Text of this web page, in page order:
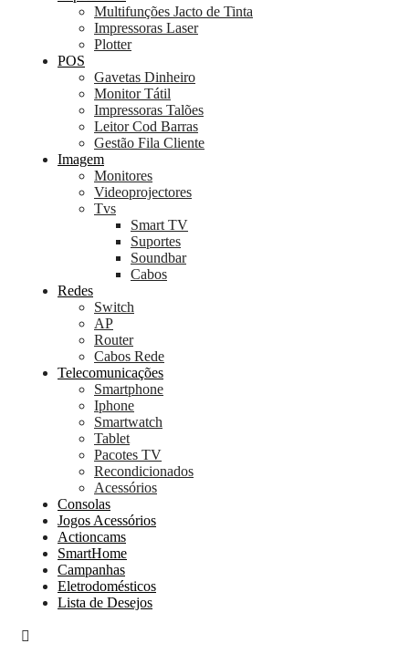
Multifunções Jacto de Tinta
Impressoras Laser
Plotter
POS
Gavetas Dinheiro
Monitor Tátil
Impressoras Talões
Leitor Cod Barras
Gestão Fila Cliente
Imagem
Monitores
Videoprojectores
Tvs
Smart TV
Suportes
Soundbar
Cabos
Redes
Switch
AP
Router
Cabos Rede
Telecomunicações
Smartphone
Iphone
Smartwatch
Tablet
Pacotes TV
Recondicionados
Acessórios
Consolas
Jogos Acessórios
Actioncams
SmartHome
Campanhas
Eletrodomésticos
Lista de Desejos